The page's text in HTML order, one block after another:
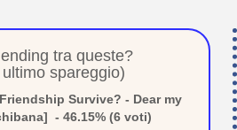
tra queste?
spareggio)
Survive? - Dear my
- 46.15% (6 voti)